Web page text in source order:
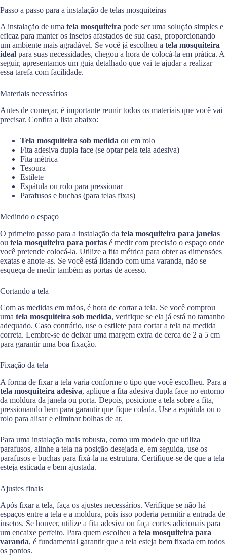
Passo a passo para a instalação de telas mosquiteiras
A instalação de uma tela mosquiteira pode ser uma solução simples e
eficaz para manter os insetos afastados de sua casa, proporcionando
um ambiente mais agradável. Se você já escolheu a tela mosquiteira
ideal para suas necessidades, chegou a hora de colocá-la em prática. A
seguir, apresentamos um guia detalhado que vai te ajudar a realizar
essa tarefa com facilidade.
Materiais necessários
Antes de começar, é importante reunir todos os materiais que você vai
precisar. Confira a lista abaixo:
Tela mosquiteira sob medida ou em rolo
Fita adesiva dupla face (se optar pela tela adesiva)
Fita métrica
Tesoura
Estilete
Espátula ou rolo para pressionar
Parafusos e buchas (para telas fixas)
Medindo o espaço
O primeiro passo para a instalação da tela mosquiteira para janelas
ou tela mosquiteira para portas é medir com precisão o espaço onde
você pretende colocá-la. Utilize a fita métrica para obter as dimensões
exatas e anote-as. Se você está lidando com uma varanda, não se
esqueça de medir também as portas de acesso.
Cortando a tela
Com as medidas em mãos, é hora de cortar a tela. Se você comprou
uma tela mosquiteira sob medida, verifique se ela já está no tamanho
adequado. Caso contrário, use o estilete para cortar a tela na medida
correta. Lembre-se de deixar uma margem extra de cerca de 2 a 5 cm
para garantir uma boa fixação.
Fixação da tela
A forma de fixar a tela varia conforme o tipo que você escolheu. Para a
tela mosquiteira adesiva, aplique a fita adesiva dupla face no entorno
da moldura da janela ou porta. Depois, posicione a tela sobre a fita,
pressionando bem para garantir que fique colada. Use a espátula ou o
rolo para alisar e eliminar bolhas de ar.
Para uma instalação mais robusta, como um modelo que utiliza
parafusos, alinhe a tela na posição desejada e, em seguida, use os
parafusos e buchas para fixá-la na estrutura. Certifique-se de que a tela
esteja esticada e bem ajustada.
Ajustes finais
Após fixar a tela, faça os ajustes necessários. Verifique se não há
espaços entre a tela e a moldura, pois isso poderia permitir a entrada de
insetos. Se houver, utilize a fita adesiva ou faça cortes adicionais para
um encaixe perfeito. Para quem escolheu a tela mosquiteira para
varanda, é fundamental garantir que a tela esteja bem fixada em todos
os pontos.